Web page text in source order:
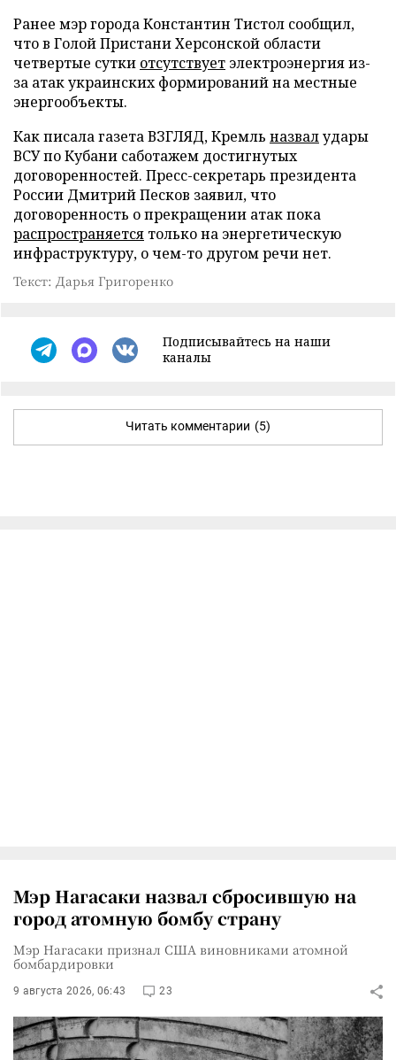
Ранее мэр города Константин Тистол сообщил,
что в Голой Пристани Херсонской области
четвертые сутки отсутствует электроэнергия из-
за атак украинских формирований на местные
энергообъекты.
Как писала газета ВЗГЛЯД, Кремль назвалудары
ВСУ по Кубани саботажем достигнутых
договоренностей. Пресс-секретарь президента
России Дмитрий Песков заявил, что
договоренность о прекращении атак пока
распространяется только на энергетическую
инфраструктуру, о чем-то другом речи нет.
Текст: Дарья Григоренко
Подписывайтесь на наши
каналы
Читать комментарии (5)
Мэр Нагасаки назвал сбросившую на
город атомную бомбу страну
Мэр Нагасаки признал США виновниками атомной
бомбардировки
9 августа 2026, 06:43 23